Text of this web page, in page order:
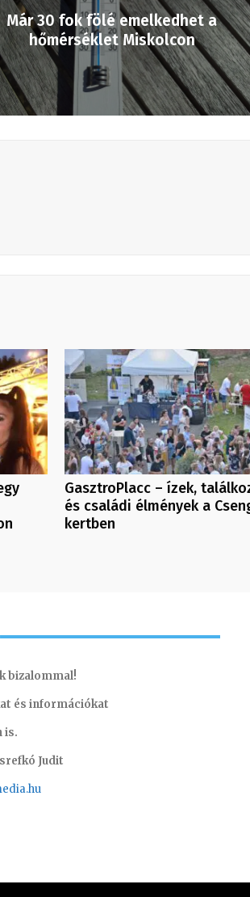
Már 30 fok fölé emelkedhet a
hőmérséklet Miskolcon
GasztroPlacc – ízek,
és családi élmények a
kertben
bizalommal!
és információkat
is.
Judit